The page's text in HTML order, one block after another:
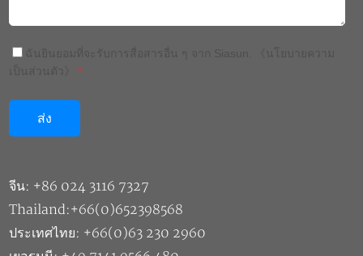
*
จีน: +86 024 3116 7327
Thailand:+66(0)652398568
ประเทศไทย: +66(0)63 230 2960